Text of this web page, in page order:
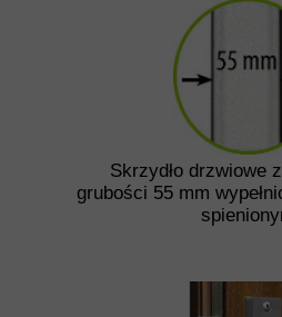
Skrzydło drzwiowe
grubości 55 mm